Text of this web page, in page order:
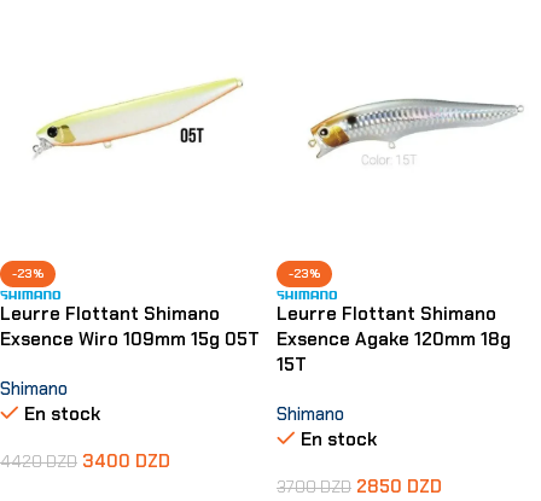
-23%
Leurre Flottant Shimano
Exsence Wiro 109mm 15g 05T
Shimano
En stock
4420DZD 3400 DZD
-23%
Leurre Flottant Shimano
Exsence Agake 120mm 18g
15T
Shimano
En stock
3700DZD 2850 DZD